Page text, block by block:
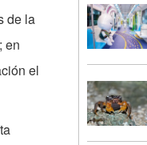
de la
en
el